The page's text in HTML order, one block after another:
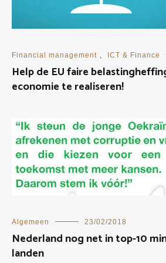
Financial management , ICT & Finance
Help de EU faire
economie te realiseren!
Algemeen 23/02/2018
Nederland nog net in top-10
landen